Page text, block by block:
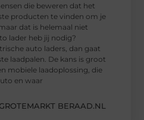
die beweren dat het
producten te vinden om je
dat is helemaal niet
lader heb jij nodig?
auto laders, dan gaat
laadpalen. De kans is groot
mobiele laadoplossing, die
en waar
BERAAD.NL